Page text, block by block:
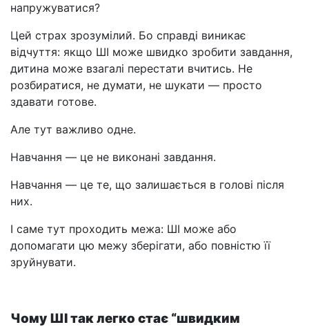
напружуватися?
Цей страх зрозумілий. Бо справді виникає
відчуття: якщо ШІ може швидко зробити завдання,
дитина може взагалі перестати вчитись. Не
розбиратися, не думати, не шукати — просто
здавати готове.
Але тут важливо одне.
Навчання — це не виконані завдання.
Навчання — це те, що залишається в голові після
них.
І саме тут проходить межа: ШІ може або
допомагати цю межу зберігати, або повністю її
зруйнувати.
Чому ШІ так легко стає “швидким